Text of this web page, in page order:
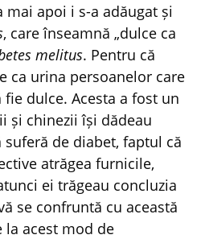
mai apoi i s-a adăugat și
, care înseamnă „dulce ca
melitus. Pentru că
ca urina persoanelor care
dulce. Acesta a fost un
și chinezii își dădeau
suferă de diabet, faptul că
atrăgea furnicile,
ei trăgeau concluzia
se confruntă cu această
la acest mod de